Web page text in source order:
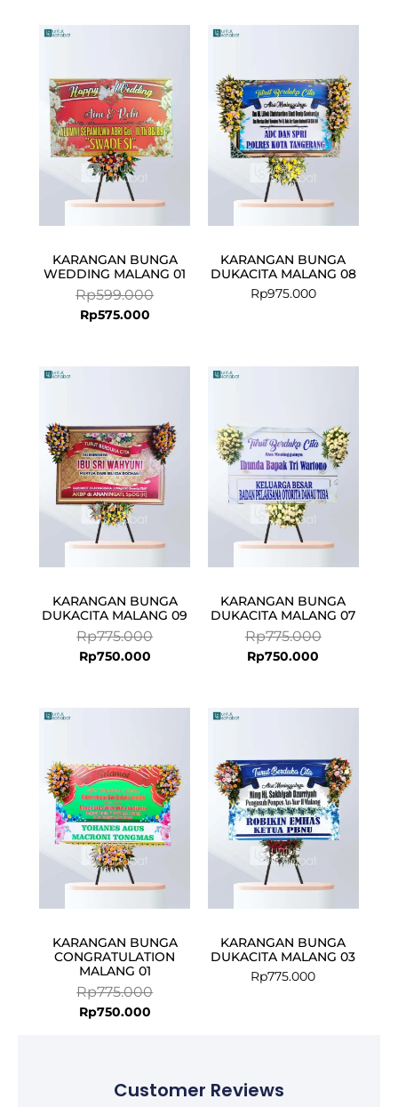
KARANGAN BUNGA
WEDDING MALANG 01
Rp599.000
Rp599.000.
Rp575.000
Rp575.000.
KARANGAN BUNGA
DUKACITA MALANG 08
Rp975.000
KARANGAN BUNGA
DUKACITA MALANG 09
Rp775.000
Rp775.000.
Rp750.000
Rp750.000.
KARANGAN BUNGA
DUKACITA MALANG 07
Rp775.000
Rp775.000.
Rp750.000
Rp750.000.
KARANGAN BUNGA
CONGRATULATION
MALANG 01
Rp775.000
Rp775.000.
Rp750.000
Rp750.000.
KARANGAN BUNGA
DUKACITA MALANG 03
Rp775.000
Customer Reviews